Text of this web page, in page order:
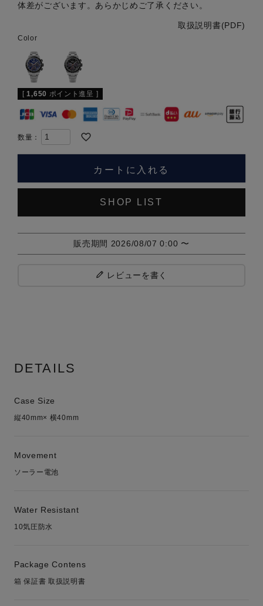
体差がございます。あらかじめご了承ください。
取扱説明書(PDF)
Color
[ 1,650 ポイント進呈 ]
カートに入れる
SHOP LIST
販売期間 2026/08/07 0:00 〜
レビューを書く
DETAILS
Case Size
縦40mm× 横40mm
Movement
ソーラー電池
Water Resistant
10気圧防水
Package Contens
箱 保証書 取扱説明書